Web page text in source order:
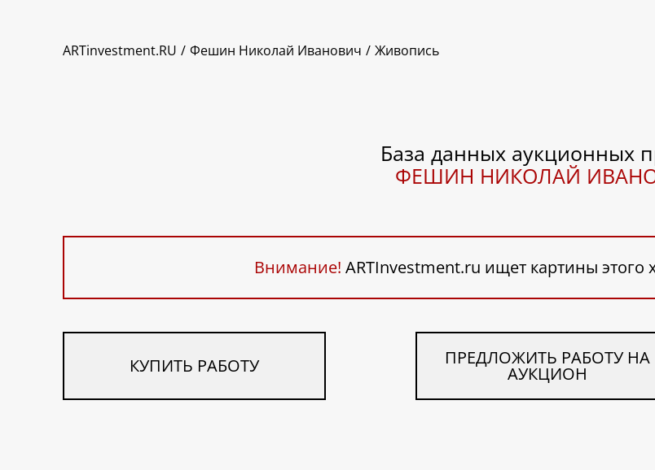
ARTinvestment.RU Фешин Николай Иванович Живопись
База данных аукционных
ФЕШИН НИКОЛАЙ
Внимание! ARTInvestment.ru ищет картины
КУПИТЬ РАБОТУ ПРЕДЛОЖИТЬ РАБОТУ НА
АУКЦИОН